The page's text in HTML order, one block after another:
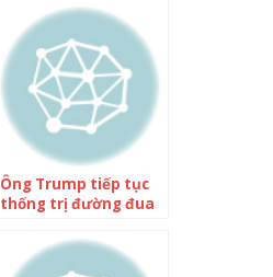
thức ngay chính
trong đảng Cộng hòa,
đối thủ bị bỏ xa vừa
vượt lên
Ông Trump tiếp tục
thống trị đường đua